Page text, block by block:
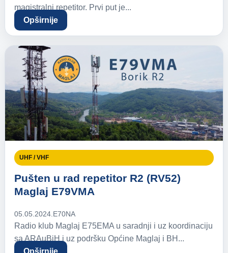
magistralni repetitor. Prvi put je...
Opširnije
UHF / VHF
Pušten u rad repetitor R2 (RV52)
Maglaj E79VMA
05.05.2024. E70NA
Radio klub Maglaj E75EMA u saradnji i uz koordinaciju
sa ARAuBiH i uz podršku Općine Maglaj i BH...
Opširnije